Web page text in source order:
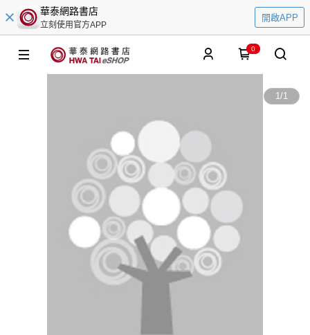
華泰網路書店
立刻使用官方APP
開啟APP
0
1/1